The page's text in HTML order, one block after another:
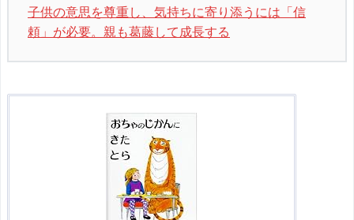
子供の意思を尊重し、気持ちに寄り添うには「信
頼」が必要。親も葛藤して成長する